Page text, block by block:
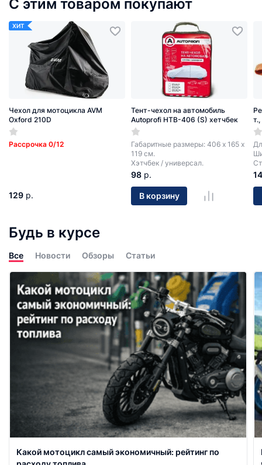
С этим товаром покупают
ХИТ
Чехол для мотоцикла AVM
Oxford 210D
Рассрочка 0/12
129 р.
Тент-чехол на автомобиль
Autoprofi HTB-406 (S) хетчбек
Габаритные размеры: 406 х 165 х
119 см.
Хэтчбек / универсал.
98 р.
В корзину
14
Будь в курсе
Все Новости Обзоры Статьи
Какой мотоцикл самый экономичный: рейтинг по